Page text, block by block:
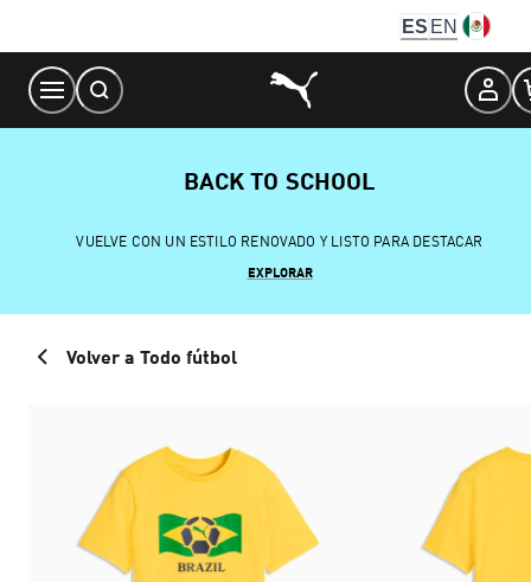
Content
ES EN
BACK TO SCHOOL
VUELVE CON UN ESTILO RENOVADO Y LISTO PARA DESTACAR
EXPLORAR
Volver a Todo fútbol